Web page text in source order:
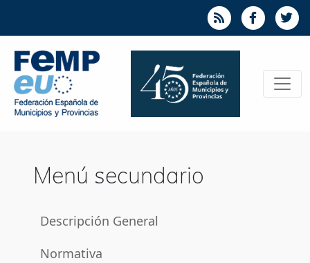
Menú secundario
Descripción General
Normativa